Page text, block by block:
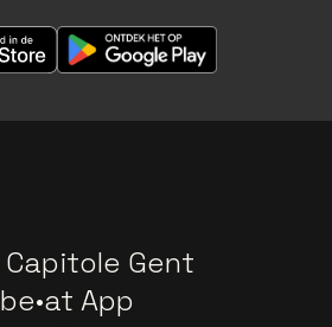
Capitole Gent
be•at App